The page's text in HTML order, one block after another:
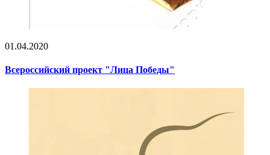
01.04.2020
Всероссийский проект "Лица Победы"